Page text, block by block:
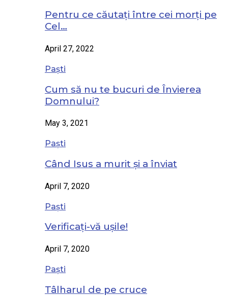
Pentru ce căutați între cei morți pe
Cel…
April 27, 2022
Paști
Cum să nu te bucuri de Învierea
Domnului?
May 3, 2021
Paști
Când Isus a murit și a înviat
April 7, 2020
Paști
Verificați-vă ușile!
April 7, 2020
Paști
Tâlharul de pe cruce